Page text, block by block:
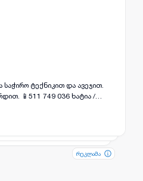
ტექნიკით და ავეჯით.
/
რეკლამა
რეკლამა